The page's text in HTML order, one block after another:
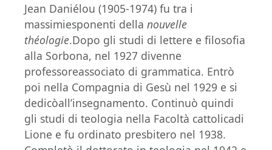
Jean Daniélou (1905-1974) fu tra i
massimiesponenti della nouvelle
théologie.Dopo gli studi di lettere e filosofia
alla Sorbona, nel 1927 divenne
professoreassociato di grammatica. Entrò
poi nella Compagnia di Gesù nel 1929 e si
dedicòall’insegnamento. Continuò quindi
gli studi di teologia nella Facoltà cattolicadi
Lione e fu ordinato presbitero nel 1938.